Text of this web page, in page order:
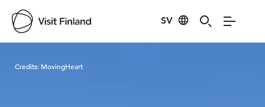
SV
Credits: MovingHeart